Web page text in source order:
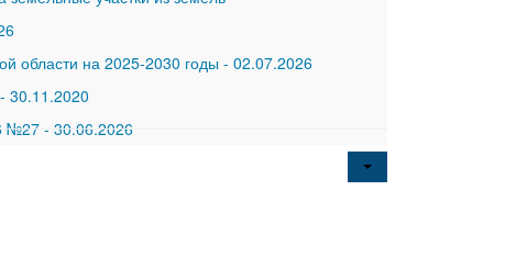
области на 2025-2030 годы - 02.07.2026
- 30.11.2020
№27 - 30.06.2026